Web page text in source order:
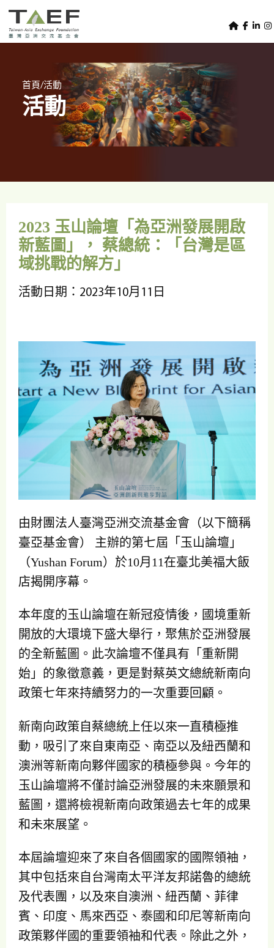
Skip to main content
TAEF
s
e
n
首頁/活動
活動
2023 玉山論壇「為亞洲發展開啟
新藍圖」， 蔡總統：「台灣是區
域挑戰的解方」
活動日期：2023年10月11日
由財團法人臺灣亞洲交流基金會（以下簡稱
臺亞基金會） 主辦的第七屆「玉山論壇」
（Yushan Forum）於10月11在臺北美福大飯
店揭開序幕。
本年度的玉山論壇在新冠疫情後，國境重新
開放的大環境下盛大舉行，聚焦於亞洲發展
的全新藍圖。此次論壇不僅具有「重新開
始」的象徵意義，更是對蔡英文總統新南向
政策七年來持續努力的一次重要回顧。
新南向政策自蔡總統上任以來一直積極推
動，吸引了來自東南亞、南亞以及紐西蘭和
澳洲等新南向夥伴國家的積極參與。今年的
玉山論壇將不僅討論亞洲發展的未來願景和
藍圖，還將檢視新南向政策過去七年的成果
和未來展望。
本屆論壇迎來了來自各個國家的國際領袖，
其中包括來自台灣南太平洋友邦諾魯的總統
及代表團，以及來自澳洲、紐西蘭、菲律
賓、印度、馬來西亞、泰國和印尼等新南向
政策夥伴國的重要領袖和代表。除此之外，